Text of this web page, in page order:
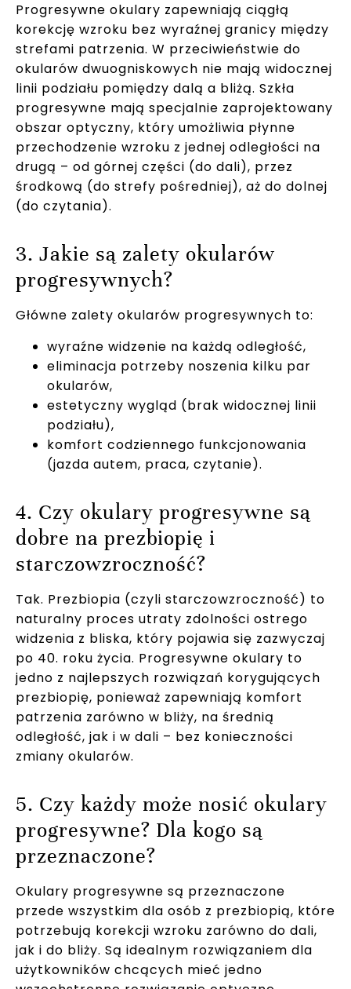
Progresywne okulary zapewniają ciągłą
korekcję wzroku bez wyraźnej granicy między
strefami patrzenia. W przeciwieństwie do
okularów dwuogniskowych nie mają widocznej
linii podziału pomiędzy dalą a bliżą. Szkła
progresywne mają specjalnie zaprojektowany
obszar optyczny, który umożliwia płynne
przechodzenie wzroku z jednej odległości na
drugą – od górnej części (do dali), przez
środkową (do strefy pośredniej), aż do dolnej
(do czytania).
3. Jakie są zalety okularów
progresywnych?
Główne zalety okularów progresywnych to:
wyraźne widzenie na każdą odległość,
eliminacja potrzeby noszenia kilku par
okularów,
estetyczny wygląd (brak widocznej linii
podziału),
komfort codziennego funkcjonowania
(jazda autem, praca, czytanie).
4. Czy okulary progresywne są
dobre na prezbiopię i
starczowzroczność?
Tak. Prezbiopia (czyli starczowzroczność) to
naturalny proces utraty zdolności ostrego
widzenia z bliska, który pojawia się zazwyczaj
po 40. roku życia. Progresywne okulary to
jedno z najlepszych rozwiązań korygujących
prezbiopię, ponieważ zapewniają komfort
patrzenia zarówno w bliży, na średnią
odległość, jak i w dali – bez konieczności
zmiany okularów.
5. Czy każdy może nosić okulary
progresywne? Dla kogo są
przeznaczone?
Okulary progresywne są przeznaczone
przede wszystkim dla osób z prezbiopią, które
potrzebują korekcji wzroku zarówno do dali,
jak i do bliży. Są idealnym rozwiązaniem dla
użytkowników chcących mieć jedno